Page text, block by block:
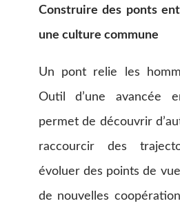
Construire des ponts
une culture commune
Un pont relie les
Outil d’une avancée
permet de découvrir
raccourcir des
évoluer des points de
de nouvelles